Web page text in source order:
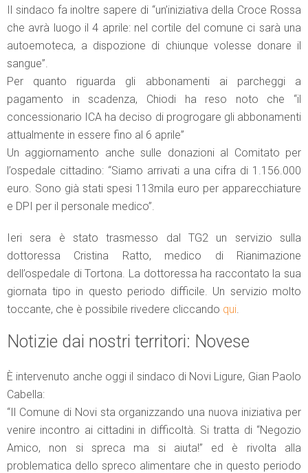
Il sindaco fa inoltre sapere di “un’iniziativa della Croce Rossa
che avrà luogo il 4 aprile: nel cortile del comune ci sarà una
autoemoteca, a dispozione di chiunque volesse donare il
sangue”.
Per quanto riguarda gli abbonamenti ai parcheggi a
pagamento in scadenza, Chiodi ha reso noto che “il
concessionario ICA ha deciso di progrogare gli abbonamenti
attualmente in essere fino al 6 aprile”
Un aggiornamento anche sulle donazioni al Comitato per
l’ospedale cittadino: “Siamo arrivati a una cifra di 1.156.000
euro. Sono già stati spesi 113mila euro per apparecchiature
e DPI per il personale medico”.
Ieri sera è stato trasmesso dal TG2 un servizio sulla
dottoressa Cristina Ratto, medico di Rianimazione
dell’ospedale di Tortona. La dottoressa ha raccontato la sua
giornata tipo in questo periodo difficile. Un servizio molto
toccante, che è possibile rivedere cliccando qui.
Notizie dai nostri territori: Novese
È intervenuto anche oggi il sindaco di Novi Ligure, Gian Paolo
Cabella:
“Il Comune di Novi sta organizzando una nuova iniziativa per
venire incontro ai cittadini in difficoltà. Si tratta di “Negozio
Amico, non si spreca ma si aiuta!” ed è rivolta alla
problematica dello spreco alimentare che in questo periodo